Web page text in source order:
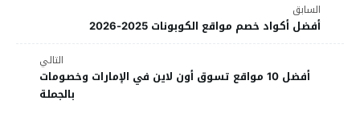
السابق
أفضل أكواد خصم مواقع الكوبونات 2025-2026
التالي
أفضل 10 مواقع تسوق أون لاين في الإمارات وخصومات
بالجملة